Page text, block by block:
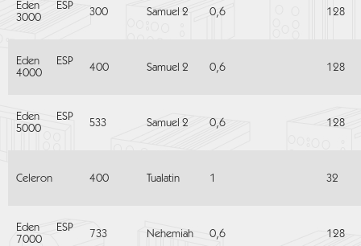
Eden ESP
3000
300 Samuel 2 0,6 128
Eden ESP
4000
400 Samuel 2 0,6 128
Eden ESP
5000
533 Samuel 2 0,6 128
Celeron 400 Tualatin 1 32
Eden ESP
7000
733 Nehemiah 0,6 128